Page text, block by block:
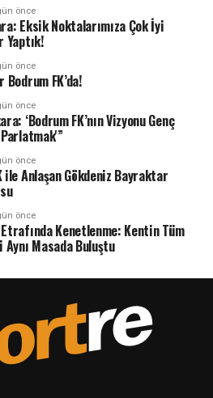
önce
Eksik Noktalarımıza Çok İyi
önce
Bodrum FK’da!
önce
‘Bodrum FK’nın Vizyonu Genç
önce
ile Anlaşan Gökdeniz Bayraktar
önce
Kenetlenme: Kentin Tüm
Masada Buluştu